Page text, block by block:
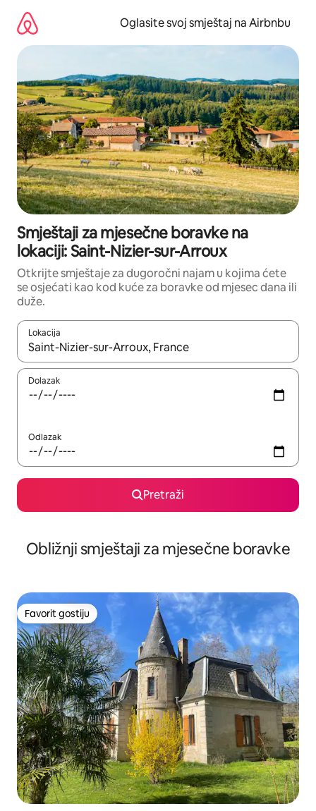
sadržaj
Oglasite svoj smještaj na Airbnbu
Smještaji za mjesečne boravke na
lokaciji: Saint-Nizier-sur-Arroux
Otkrijte smještaje za dugoročni najam u kojima ćete
se osjećati kao kod kuće za boravke od mjesec dana ili
duže.
Lokacija
Kad rezultati budu dostupni, krećite se gore i dolje pomoću
Dolazak
Odlazak
Pretraži
Obližnji smještaji za mjesečne boravke
Favorit gostiju
Favorit gostiju